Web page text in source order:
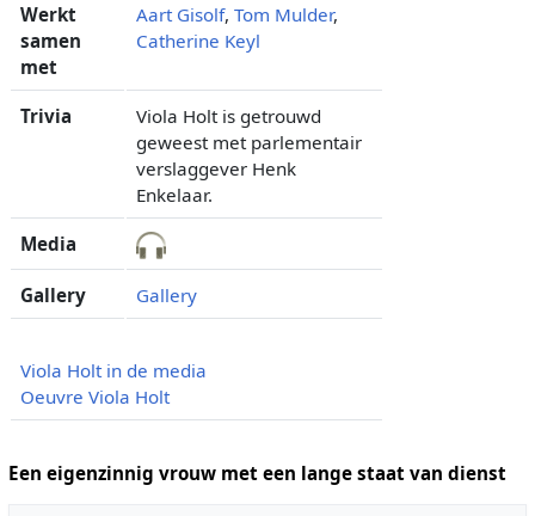
Werkt
samen
met
Aart Gisolf, Tom Mulder,
Catherine Keyl
Trivia
Viola Holt is getrouwd
geweest met parlementair
verslaggever Henk
Enkelaar.
Media
Gallery Gallery
Viola Holt in de media
Oeuvre Viola Holt
Een eigenzinnig vrouw met een lange staat van dienst